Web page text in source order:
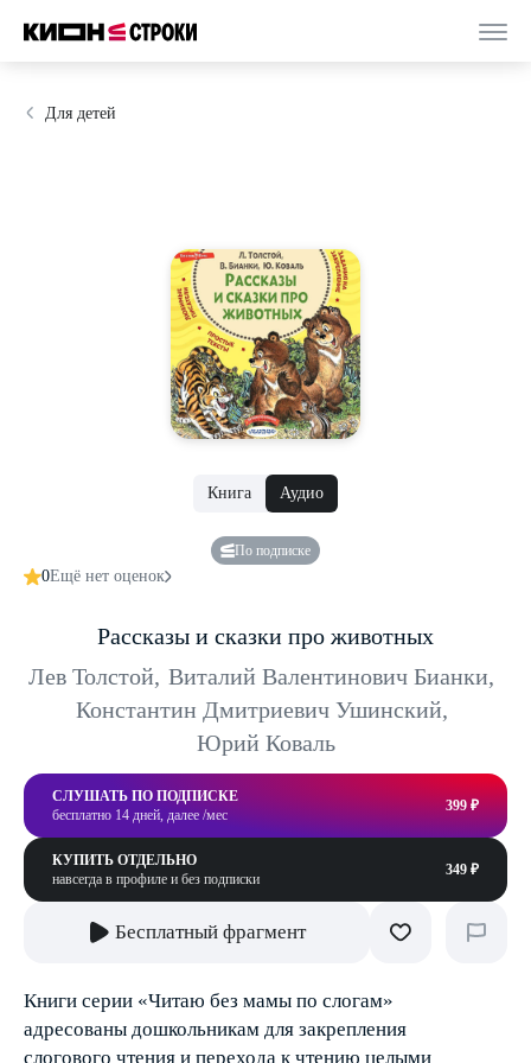
Для детей
Книга Аудио
По подписке
0Ещё нет оценок
Рассказы и сказки про животных
Лев Толстой, Виталий Валентинович Бианки,
Константин Дмитриевич Ушинский,
Юрий Коваль
СЛУШАТЬ ПО ПОДПИСКЕ
бесплатно 14 дней, далее /мес
399 ₽
КУПИТЬ ОТДЕЛЬНО
навсегда в профиле и без подписки
349 ₽
Бесплатный фрагмент
Книги серии «Читаю без мамы по слогам»
адресованы дошкольникам для закрепления
слогового чтения и перехода к чтению целыми